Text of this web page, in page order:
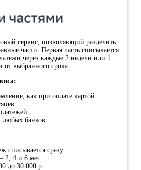
сервис, позволяющий разделить
части. Первая часть списывается
через каждые 2 недели или 1
от выбранного срока.
как при оплате картой
любых банков
списывается сразу
2, 4 и 6 мес.
до 30 000 р.